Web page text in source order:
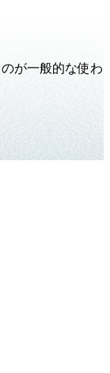
が一般的な使わ